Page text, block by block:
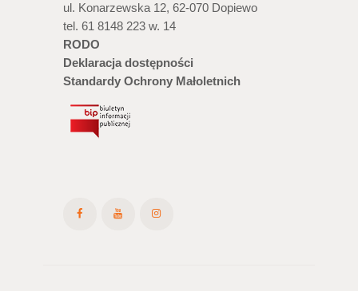
ul. Konarzewska 12, 62-070 Dopiewo
tel. 61 8148 223 w. 14
RODO
Deklaracja dostępności
Standardy Ochrony Małoletnich